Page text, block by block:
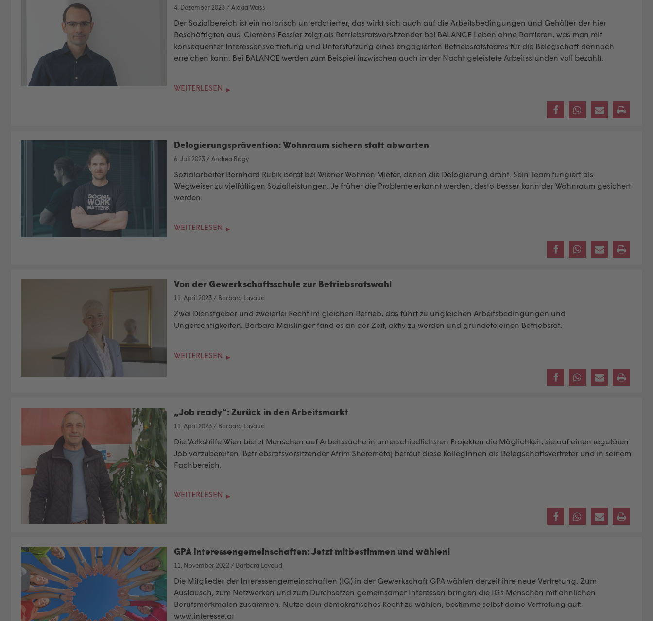
4. Dezember 2023 /Alexia Weiss
Der Sozialbereich ist ein notorisch unterdotierter, das wirkt sich auch auf die Arbeitsbedingungen und Gehälter der hier
Beschäftigten aus. Clemens Fessler zeigt als Betriebsratsvorsitzender bei BALANCE Leben ohne Barrieren, was man mit
konsequenter Interessensvertretung und Unterstützung eines engagierten Betriebsratsteams für die Belegschaft dennoch
erreichen kann. Bei BALANCE werden zum Beispiel inzwischen auch in der Nacht geleistete Arbeitsstunden voll bezahlt.
WEITERLESEN
Delogierungsprävention: Wohnraum sichern statt abwarten
6. Juli 2023 / Andrea Rogy
Sozialarbeiter Bernhard Rubik berät bei Wiener Wohnen Mieter, denen die Delogierung droht. Sein Team fungiert als
Wegweiser zu vielfältigen Sozialleistungen. Je früher die Probleme erkannt werden, desto besser kann der Wohnraum gesichert
werden.
WEITERLESEN
Von der Gewerkschaftsschule zur Betriebsratswahl
11. April 2023 / Barbara Lavaud
Zwei Dienstgeber und zweierlei Recht im gleichen Betrieb, das führt zu ungleichen Arbeitsbedingungen und
Ungerechtigkeiten. Barbara Maislinger fand es an der Zeit, aktiv zu werden und gründete einen Betriebsrat.
WEITERLESEN
„Job ready“: Zurück in den Arbeitsmarkt
11. April 2023 / Barbara Lavaud
Die Volkshilfe Wien bietet Menschen auf Arbeitssuche in unterschiedlichsten Projekten die Möglichkeit, sie auf einen regulären
Job vorzubereiten. Betriebsratsvorsitzender Afrim Sheremetaj betreut diese KollegInnen als Belegschaftsvertreter und in seinem
Fachbereich.
WEITERLESEN
GPA Interessengemeinschaften: Jetzt mitbestimmen und wählen!
11. November 2022 / Barbara Lavaud
Die Mitglieder der Interessengemeinschaften (IG) in der Gewerkschaft GPA wählen derzeit ihre neue Vertretung. Zum
Austausch, zum Netzwerken und zum Durchsetzen gemeinsamer Interessen bringen die IGs Menschen mit ähnlichen
Berufsmerkmalen zusammen. Nutze dein demokratisches Recht zu wählen, bestimme selbst deine Vertretung auf:
www.interesse.at